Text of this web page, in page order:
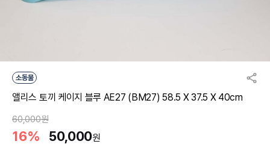
소동물
앨리스 토끼 케이지 블루 AE27 (BM27) 58.5 X 37.5 X 40cm
60,000원
16% 50,000원